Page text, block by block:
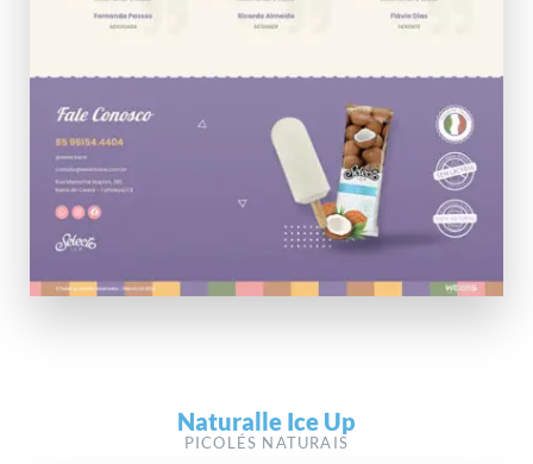
Naturalle Ice Up
PICOLÉS NATURAIS